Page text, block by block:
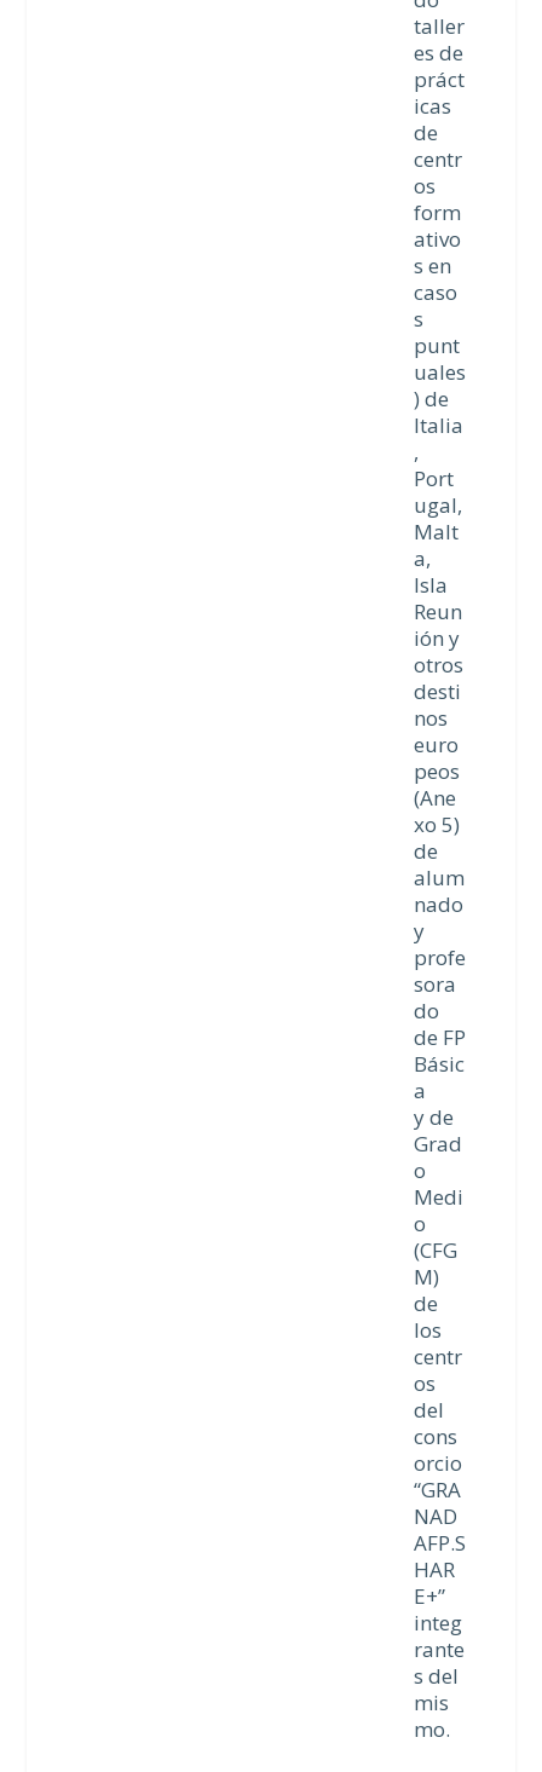
taller
es de
práct
icas
de
centr
os
form
ativo
s en
caso
s
punt
uales
) de
Italia
,
Port
ugal,
Malt
a,
Isla
Reun
ión y
otros
desti
nos
euro
peos
(Ane
xo 5)
de
alum
nado
y
profe
sora
do
de FP
Básic
a
y de
Grad
o
Medi
o
(CFG
M)
de
los
centr
os
del
cons
orcio
“GRA
NAD
AFP.S
HAR
E+”
integ
rante
s del
mis
mo.